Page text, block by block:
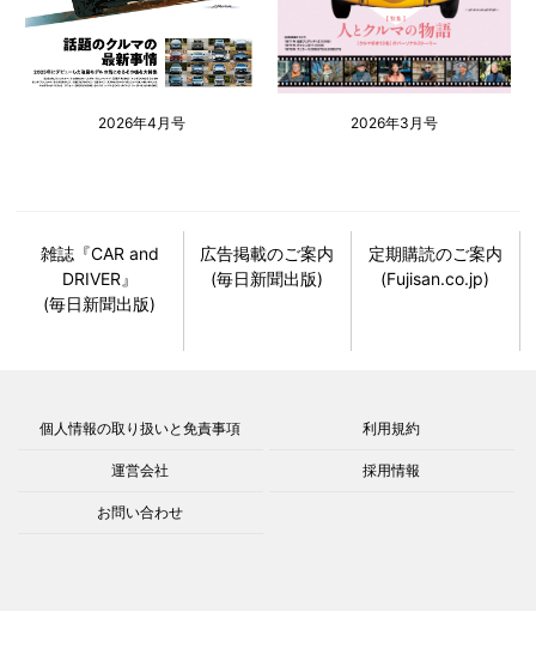
2026年4月号 2026年3月号
雑誌『CAR and
DRIVER』
(毎日新聞出版)
広告掲載のご案内
(毎日新聞出版)
定期購読のご案内
(Fujisan.co.jp)
個人情報の取り扱いと免責事項 利用規約
運営会社 採用情報
お問い合わせ